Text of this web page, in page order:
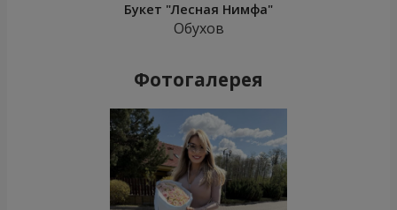
Букет "Лесная Нимфа"
Обухов
Фотогалерея